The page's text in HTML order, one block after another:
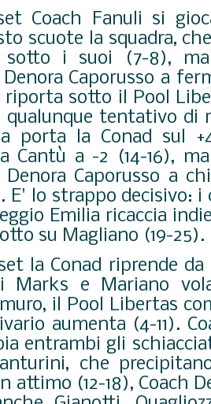
Coach Fanuli si
scuote la squadra,
sotto i suoi (7-8),
Caporusso a
riporta sotto il Pool
qualunque tentativo di
porta la Conad sul
Cantù a -2 (14-16),
Denora Caporusso a
E' lo strappo decisivo:
Emilia ricaccia
su Magliano (19-25).
la Conad riprende da
e Mariano
il Pool Libertas
aumenta (4-11).
entrambi gli
che
attimo (12-18), Coach